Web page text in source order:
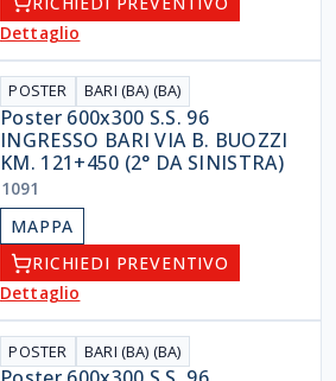
Dettaglio
POSTER BARI (BA) (BA)
Poster 600x300 S.S. 96
INGRESSO BARI VIA B. BUOZZI
KM. 121+450 (2° DA SINISTRA)
1091
MAPPA
RICHIEDI PREVENTIVO
Dettaglio
POSTER BARI (BA) (BA)